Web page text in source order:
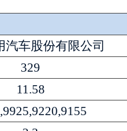
汽车股份有限公司
329
11.58